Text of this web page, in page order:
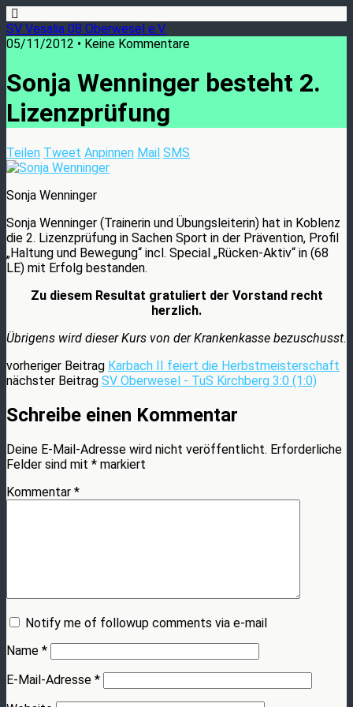
SV Vesalia 08 Oberwesel e.V.
05/11/2012 • Keine Kommentare
Sonja Wenninger besteht 2.
Lizenzprüfung
Teilen Tweet Anpinnen Mail SMS
Sonja Wenninger
Sonja Wenninger (Trainerin und Übungsleiterin) hat in Koblenz
die 2. Lizenzprüfung in Sachen Sport in der Prävention, Profil
„Haltung und Bewegung“ incl. Special „Rücken-Aktiv“ in (68
LE) mit Erfolg bestanden.
Zu diesem Resultat gratuliert der Vorstand recht
herzlich.
Übrigens wird dieser Kurs von der Krankenkasse bezuschusst.
vorheriger Beitrag Karbach II feiert die Herbstmeisterschaft
nächster Beitrag SV Oberwesel - TuS Kirchberg 3:0 (1:0)
Schreibe einen Kommentar
Deine E-Mail-Adresse wird nicht veröffentlicht. Erforderliche
Felder sind mit * markiert
Kommentar *
Notify me of followup comments via e-mail
Name *
E-Mail-Adresse *